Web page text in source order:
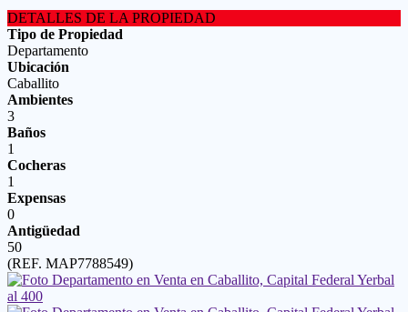
DETALLES DE LA PROPIEDAD
Tipo de Propiedad
Departamento
Ubicación
Caballito
Ambientes
3
Baños
1
Cocheras
1
Expensas
0
Antigüedad
50
(REF. MAP7788549)